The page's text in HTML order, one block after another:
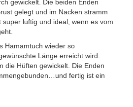
gewickelt. Die beiden Enden
gelegt und im Nacken stramm
super luftig und ideal, wenn es vom
Hamamtuch wieder so
Länge erreicht wird.
die Hüften gewickelt. Die Enden
fertig ist ein